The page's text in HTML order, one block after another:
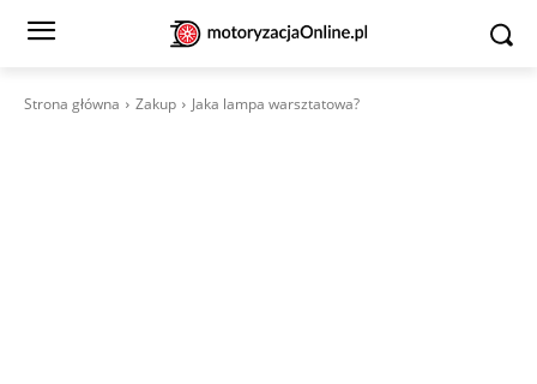
Strona główna Zakup Jaka lampa warsztatowa?